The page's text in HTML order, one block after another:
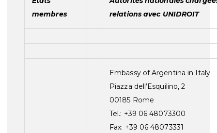
membres
relations avec UNIDROIT
Embassy of Argentina in Italy
Piazza dell’Esquilino, 2
00185 Rome
Tel.: +39 06 48073300
Fax: +39 06 48073331